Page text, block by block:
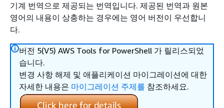
기계 번역으로 제공되는 번역입니다. 제공된 번역과 원본
영어의 내용이 상충하는 경우에는 영어 버전이 우선합니
다.
버전 5(V5) AWS Tools for PowerShell 가 릴리스되었
습니다.
변경 사항 해제 및 애플리케이션 마이그레이션에 대한
자세한 내용은 마이그레이션 주제를 참조하세요.